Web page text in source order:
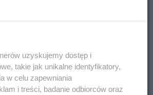
uzyskujemy dostęp i
takie jak unikalne identyfikatory,
w celu zapewniania
i treści, badanie odbiorców oraz